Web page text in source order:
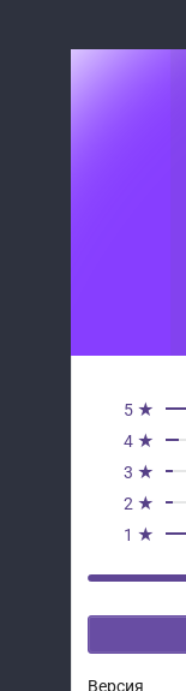
5 ★
4 ★
3 ★
2 ★
1 ★
Версия